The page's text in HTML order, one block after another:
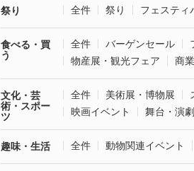
祭り 全件 祭り フェスティ
食べる・買
う
全件 バーゲンセール
物産展・観光フェア
商
文化・芸
術・スポー
ツ
全件 美術展・博物展
映画イベント
舞台・演劇
趣味・生活 全件 動物関連イベント